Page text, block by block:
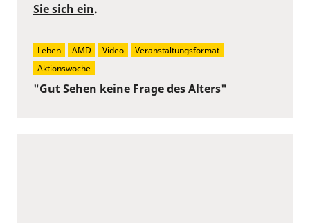
"Gut Sehen keine Frage des Alters"
Sie sich ein.
Leben AMD Video
Veranstaltungsformat
Aktionswoche